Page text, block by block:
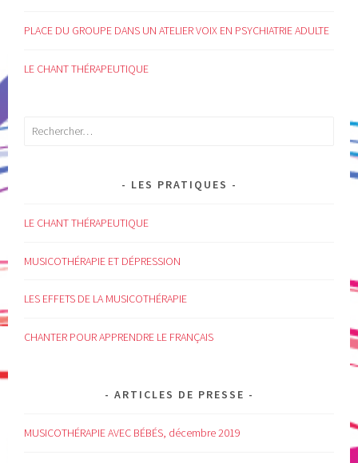
PLACE DU GROUPE DANS UN ATELIER VOIX EN PSYCHIATRIE ADULTE
LE CHANT THÉRAPEUTIQUE
Rechercher :
LES PRATIQUES
LE CHANT THÉRAPEUTIQUE
MUSICOTHÉRAPIE ET DÉPRESSION
LES EFFETS DE LA MUSICOTHÉRAPIE
CHANTER POUR APPRENDRE LE FRANÇAIS
ARTICLES DE PRESSE
MUSICOTHÉRAPIE AVEC BÉBÉS, décembre 2019